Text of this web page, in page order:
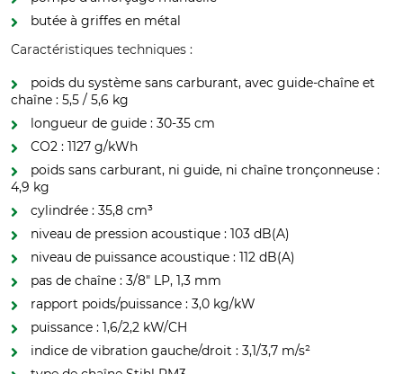
butée à griffes en métal
Caractéristiques techniques :
poids du système sans carburant, avec guide-chaîne et
chaîne : 5,5 / 5,6 kg
longueur de guide : 30-35 cm
CO2 : 1127 g/kWh
poids sans carburant, ni guide, ni chaîne tronçonneuse :
4,9 kg
cylindrée : 35,8 cm³
niveau de pression acoustique : 103 dB(A)
niveau de puissance acoustique : 112 dB(A)
pas de chaîne : 3/8" LP, 1,3 mm
rapport poids/puissance : 3,0 kg/kW
puissance : 1,6/2,2 kW/CH
indice de vibration gauche/droit : 3,1/3,7 m/s²